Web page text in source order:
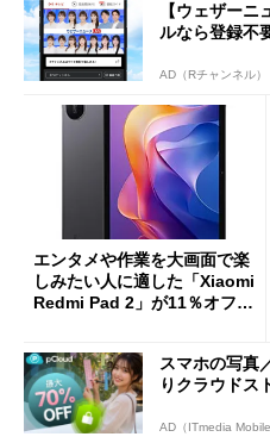
【ウェザー
ルなら登録不
AD（Rチャンネル）
エンタメや作業を大画面で楽
しみたい人に適した「Xiaomi
Redmi Pad 2」が11％オフの
スマホの写真
りクラウドス
AD（ITmedia Mobile